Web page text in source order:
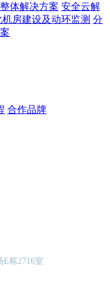
体解决方案 安全云解
机房建设及动环监测 分
合作品牌
栋2716室